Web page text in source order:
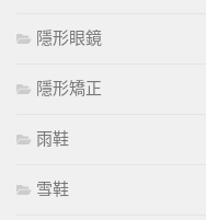
隱形眼鏡
隱形矯正
雨鞋
雪鞋